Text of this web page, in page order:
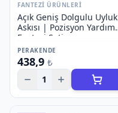
FANTEZI ÜRÜNLERI
Açık Geniş Dolgulu Uyluk
Askısı | Pozisyon Yardımı
Fantezi Seti
PERAKENDE
438,9 ₺
1